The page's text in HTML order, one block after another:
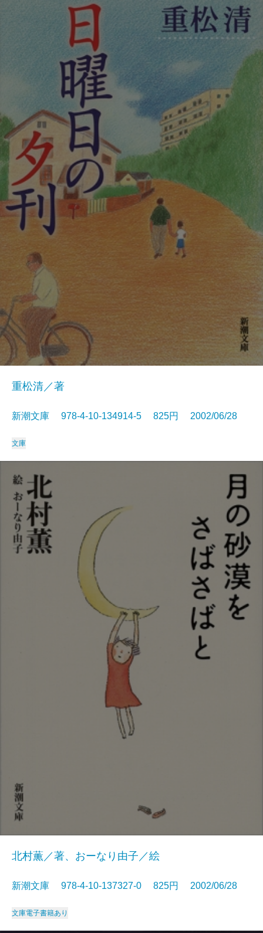
重松清／著
新潮文庫 978-4-10-134914-5 825円 2002/06/28
文庫
北村薫／著、おーなり由子／絵
新潮文庫 978-4-10-137327-0 825円 2002/06/28
文庫電子書籍あり